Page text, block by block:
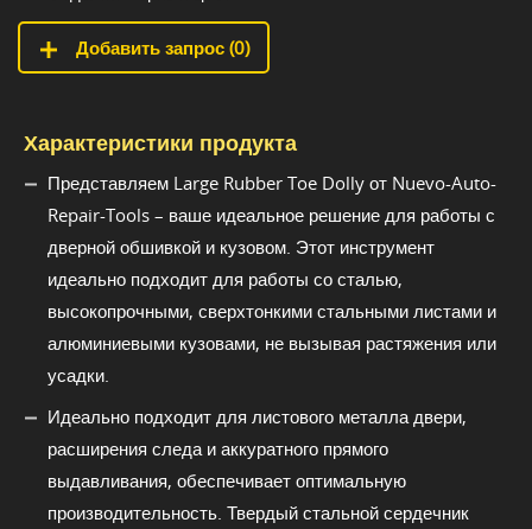
Добавить запрос (0)
Характеристики продукта
Представляем Large Rubber Toe Dolly от Nuevo-Auto-
Repair-Tools – ваше идеальное решение для работы с
дверной обшивкой и кузовом. Этот инструмент
идеально подходит для работы со сталью,
высокопрочными, сверхтонкими стальными листами и
алюминиевыми кузовами, не вызывая растяжения или
усадки.
Идеально подходит для листового металла двери,
расширения следа и аккуратного прямого
выдавливания, обеспечивает оптимальную
производительность. Твердый стальной сердечник